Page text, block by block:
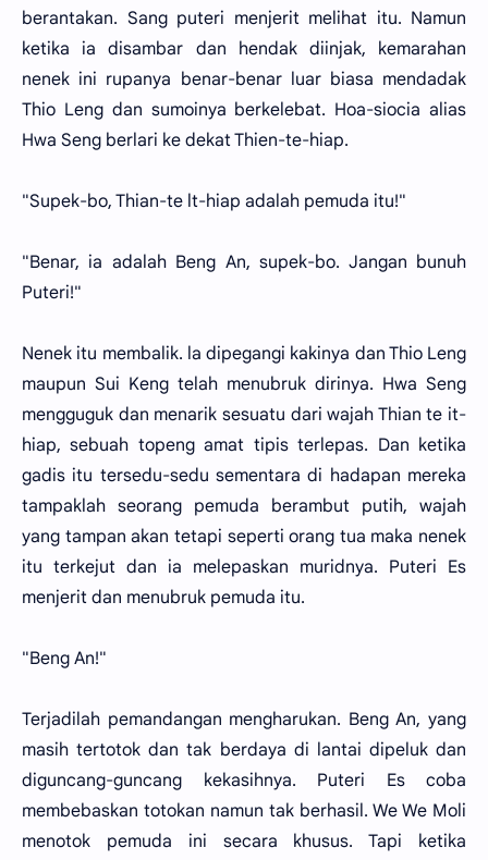
berantakan. Sang puteri menjerit melihat itu. Namun
ketika ia disambar dan hendak diinjak, kemarahan
nenek ini rupanya benar-benar luar biasa mendadak
Thio Leng dan sumoinya berkelebat. Hoa-siocia alias
Hwa Seng berlari ke dekat Thien-te-hiap.
"Supek-bo, Thian-te lt-hiap adalah pemuda itu!"
"Benar, ia adalah Beng An, supek-bo. Jangan bunuh
Puteri!"
Nenek itu membalik. la dipegangi kakinya dan Thio Leng
maupun Sui Keng telah menubruk dirinya. Hwa Seng
mengguguk dan menarik sesuatu dari wajah Thian te it-
hiap, sebuah topeng amat tipis terlepas. Dan ketika
gadis itu tersedu-sedu sementara di hadapan mereka
tampaklah seorang pemuda berambut putih, wajah
yang tampan akan tetapi seperti orang tua maka nenek
itu terkejut dan ia melepaskan muridnya. Puteri Es
menjerit dan menubruk pemuda itu.
"Beng An!"
Terjadilah pemandangan mengharukan. Beng An, yang
masih tertotok dan tak berdaya di lantai dipeluk dan
diguncang-guncang kekasihnya. Puteri Es coba
membebaskan totokan namun tak berhasil. We We Moli
menotok pemuda ini secara khusus. Tapi ketika